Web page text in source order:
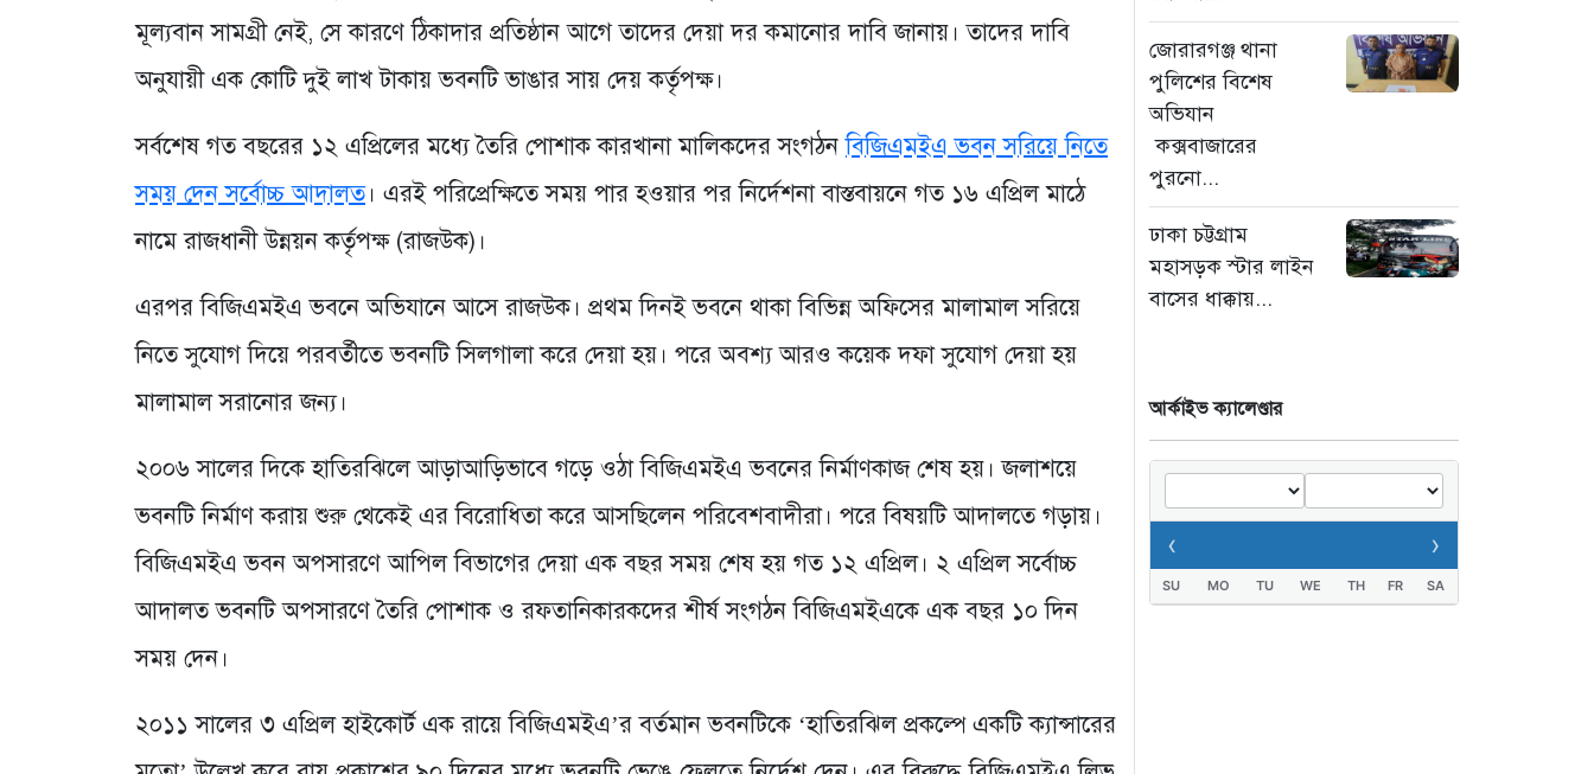
মূল্যবান সামগ্রী নেই, সে কারণে ঠিকাদার প্রতিষ্ঠান আগে তাদের দেয়া দর কমানোর দাবি জানায়। তাদের দাবি
অনুযায়ী এক কোটি দুই লাখ টাকায় ভবনটি ভাঙার সায় দেয় কর্তৃপক্ষ।
সর্বশেষ গত বছরের ১২ এপ্রিলের মধ্যে তৈরি পোশাক কারখানা মালিকদের সংগঠনবিজিএমইএ ভবন সরিয়ে নিতে
সময় দেন সর্বোচ্চ আদালত। এরই পরিপ্রেক্ষিতে সময় পার হওয়ার পর নির্দেশনা বাস্তবায়নে গত ১৬ এপ্রিল মাঠে
নামে রাজধানী উন্নয়ন কর্তৃপক্ষ (রাজউক)।
এরপর বিজিএমইএ ভবনে অভিযানে আসে রাজউক। প্রথম দিনই ভবনে থাকা বিভিন্ন অফিসের মালামাল সরিয়ে
নিতে সুযোগ দিয়ে পরবর্তীতে ভবনটি সিলগালা করে দেয়া হয়। পরে অবশ্য আরও কয়েক দফা সুযোগ দেয়া হয়
মালামাল সরানোর জন্য।
২০০৬ সালের দিকে হাতিরঝিলে আড়াআড়িভাবে গড়ে ওঠা বিজিএমইএ ভবনের নির্মাণকাজ শেষ হয়। জলাশয়ে
ভবনটি নির্মাণ করায় শুরু থেকেই এর বিরোধিতা করে আসছিলেন পরিবেশবাদীরা। পরে বিষয়টি আদালতে গড়ায়।
বিজিএমইএ ভবন অপসারণে আপিল বিভাগের দেয়া এক বছর সময় শেষ হয় গত ১২ এপ্রিল। ২ এপ্রিল সর্বোচ্চ
আদালত ভবনটি অপসারণে তৈরি পোশাক ও রফতানিকারকদের শীর্ষ সংগঠন বিজিএমইএকে এক বছর ১০ দিন
সময় দেন।
২০১১ সালের ৩ এপ্রিল হাইকোর্ট এক রায়ে বিজিএমইএ’র বর্তমান ভবনটিকে ‘হাতিরঝিল প্রকল্পে একটি ক্যান্সারের
৮৫ জন
২০ ঘণ্টা আগে
২০ ঘণ্টা আগে
প্রধানমন্ত্রী: সমন্বিত
উদ্যোগের তাগিদ
২১ ঘণ্টা আগে
জোরারগঞ্জ থানা
পুলিশের বিশেষ
অভিযান
কক্সবাজারের
পুরনো...
ঢাকা চট্টগ্রাম
মহাসড়ক স্টার লাইন
বাসের ধাক্কায়...
আর্কাইভ ক্যালেণ্ডার
‹ ›
SU MO TU WE TH FR SA